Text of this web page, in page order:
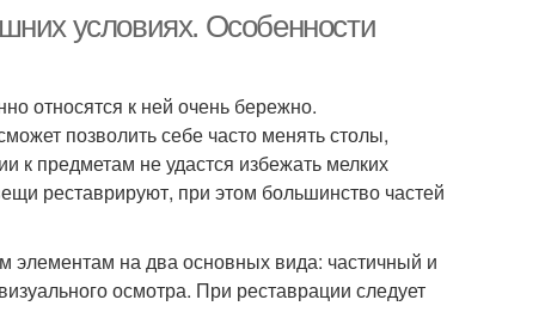
условиях. Особенности
относятся к ней очень бережно.
позволить себе часто менять столы,
предметам не удастся избежать мелких
реставрируют, при этом большинство частей
на два основных вида: частичный и
осмотра. При реставрации следует